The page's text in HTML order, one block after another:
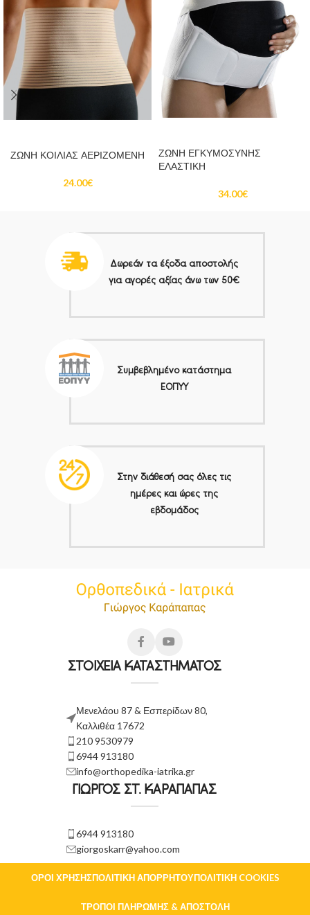
ΖΩΝΗ ΚΟΙΛΙΑΣ ΑΕΡΙΖΟΜΕΝΗ
24.00€
ΖΩΝΗ ΕΓΚΥΜΟΣΥΝΗΣ
ΕΛΑΣΤΙΚΗ
34.00€
Δωρεάν τα έξοδα αποστολής
για αγορές αξίας άνω των 50€
Συμβεβλημένο κατάστημα
ΕΟΠΥΥ
Στην διάθεσή σας όλες τις
ημέρες και ώρες της
εβδομάδος
ΣΤΟΙΧΕΙΑ ΚΑΤΑΣΤΗΜΑΤΟΣ
Μενελάου 87 & Εσπερίδων 80,
Καλλιθέα 17672
210 9530979
6944 913180
info@orthopedika-iatrika.gr
ΓΙΩΡΓΟΣ ΣΤ. ΚΑΡΑΠΑΠΑΣ
6944 913180
giorgoskarr@yahoo.com
ΌΡΟΙ ΧΡΉΣΗΣΠΟΛΙΤΙΚΉ ΑΠΟΡΡΉΤΟΥΠΟΛΙΤΙΚΉ COOKIES
ΤΡΌΠΟΙ ΠΛΗΡΩΜΉΣ & ΑΠΟΣΤΟΛΉ